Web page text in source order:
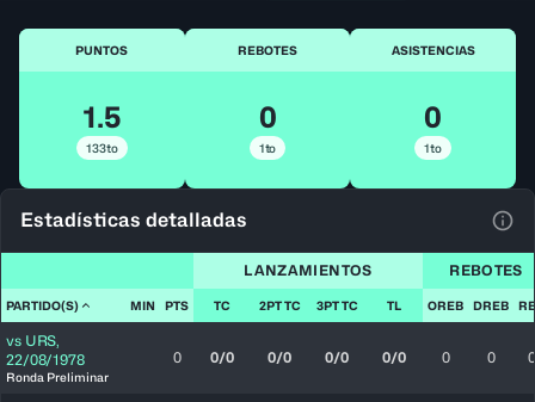
PUNTOS
1.5
133to
REBOTES
0
1to
ASISTENCIAS
0
1to
Estadísticas detalladas
LANZAMIENTOS REBOTES
PARTIDO(S) MIN PTS TC 2PT TC 3PT TC TL OREB DREB
vs URS,
22/08/1978
Ronda Preliminar
0 0/0 0/0 0/0 0/0 0 0 0